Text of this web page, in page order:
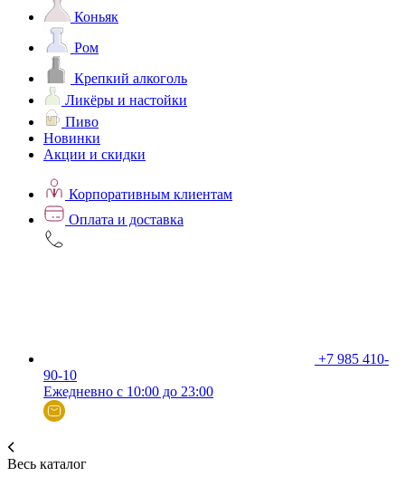
Коньяк
Ром
Крепкий алкоголь
Ликёры и настойки
Пиво
Новинки
Акции и скидки
Корпоративным клиентам
Оплата и доставка
+7 985 410-
90-10
Ежедневно с 10:00 до 23:00
Весь каталог